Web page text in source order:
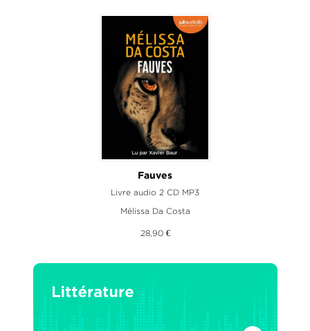
Fauves
Livre audio 2 CD MP3
Mélissa Da Costa
28,90 €